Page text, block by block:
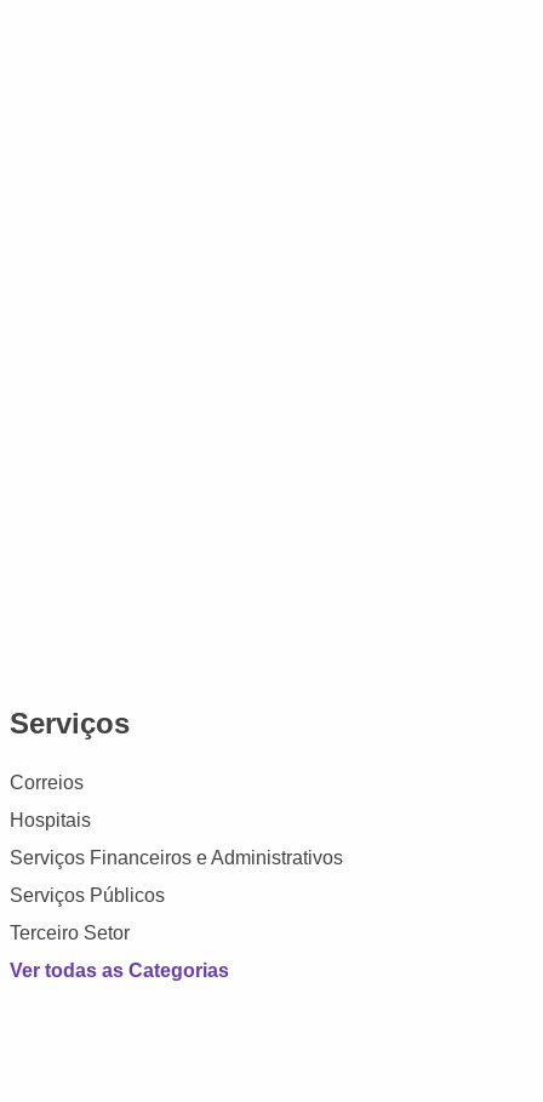
Serviços
Correios
Hospitais
Serviços Financeiros e Administrativos
Serviços Públicos
Terceiro Setor
Ver todas as Categorias